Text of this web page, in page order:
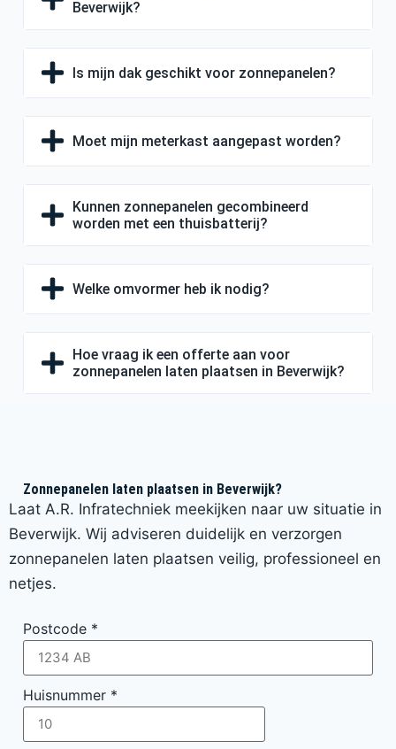
Beverwijk?
Is mijn dak geschikt voor zonnepanelen?
Moet mijn meterkast aangepast worden?
Kunnen zonnepanelen gecombineerd
worden met een thuisbatterij?
Welke omvormer heb ik nodig?
Hoe vraag ik een offerte aan voor
zonnepanelen laten plaatsen in Beverwijk?
Zonnepanelen laten plaatsen in Beverwijk?
Laat A.R. Infratechniek meekijken naar uw situatie in
Beverwijk. Wij adviseren duidelijk en verzorgen
zonnepanelen laten plaatsen veilig, professioneel en
netjes.
Postcode *
Huisnummer *